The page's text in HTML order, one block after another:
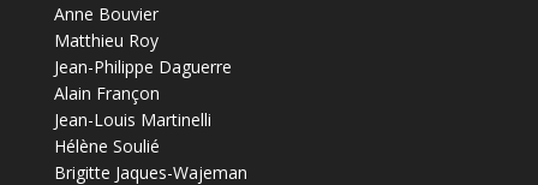
Anne Bouvier
Matthieu Roy
Jean-Philippe Daguerre
Alain Françon
Jean-Louis Martinelli
Hélène Soulié
Brigitte Jaques-Wajeman